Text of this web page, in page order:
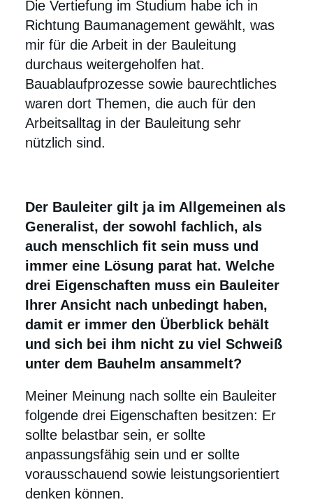
Die Vertiefung im Studium habe ich in
Richtung Baumanagement gewählt, was
mir für die Arbeit in der Bauleitung
durchaus weitergeholfen hat.
Bauablaufprozesse sowie baurechtliches
waren dort Themen, die auch für den
Arbeitsalltag in der Bauleitung sehr
nützlich sind.
Der Bauleiter gilt ja im Allgemeinen als
Generalist, der sowohl fachlich, als
auch menschlich fit sein muss und
immer eine Lösung parat hat. Welche
drei Eigenschaften muss ein Bauleiter
Ihrer Ansicht nach unbedingt haben,
damit er immer den Überblick behält
und sich bei ihm nicht zu viel Schweiß
unter dem Bauhelm ansammelt?
Meiner Meinung nach sollte ein Bauleiter
folgende drei Eigenschaften besitzen: Er
sollte belastbar sein, er sollte
anpassungsfähig sein und er sollte
vorausschauend sowie leistungsorientiert
denken können.